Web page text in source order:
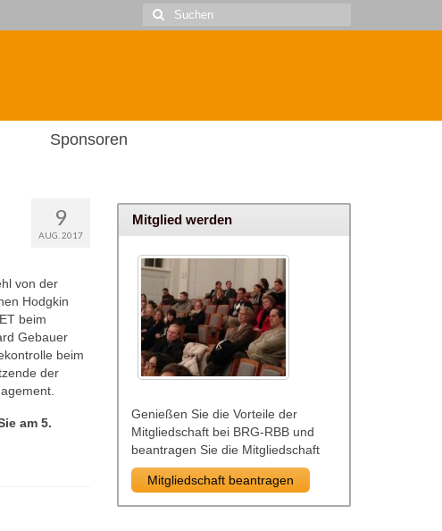
Suche
nach:
Sponsoren
9
AUG. 2017
von der
Hodgkin
beim
Gebauer
beim
der
am 5.
Mitglied werden
Genießen Sie die Vorteile der
Mitgliedschaft bei BRG-RBB und
beantragen Sie die Mitgliedschaft
Mitgliedschaft beantragen